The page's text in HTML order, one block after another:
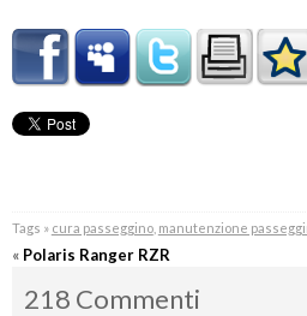
Tags » cura passeggino, manutenzione
« Polaris Ranger RZR
218 Commenti